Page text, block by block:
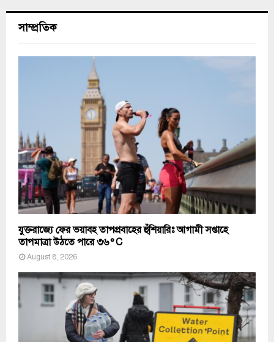
সাম্প্রতিক
যুক্তরাজ্যে ফের ভয়াবহ তাপপ্রবাহের হুঁশিয়ারিঃ আগামী সপ্তাহে
তাপমাত্রা উঠতে পারে ৩৬°C
August 8, 2026